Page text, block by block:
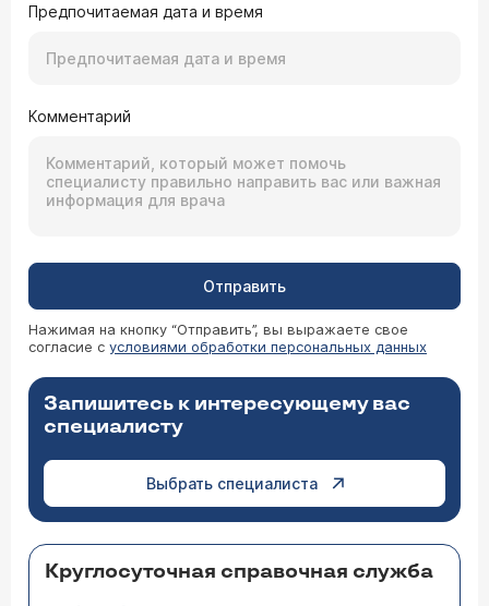
Предпочитаемая дата и время
Комментарий
Отправить
Нажимая на кнопку “Отправить”, вы выражаете свое
согласие с условиями обработки персональных данных
Запишитесь к интересующему вас
специалисту
Выбрать специалиста
Круглосуточная справочная служба